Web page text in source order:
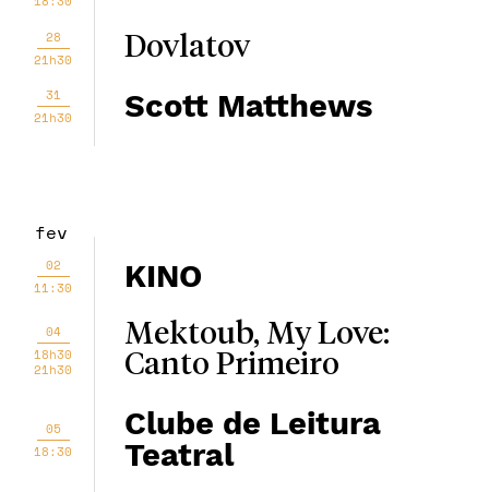
28
21h30
Dovlatov
31
21h30
Scott Matthews
fev
02
11:30
KINO
04
18h30
21h30
Mektoub, My Love:
Canto Primeiro
05
18:30
Clube de Leitura
Teatral